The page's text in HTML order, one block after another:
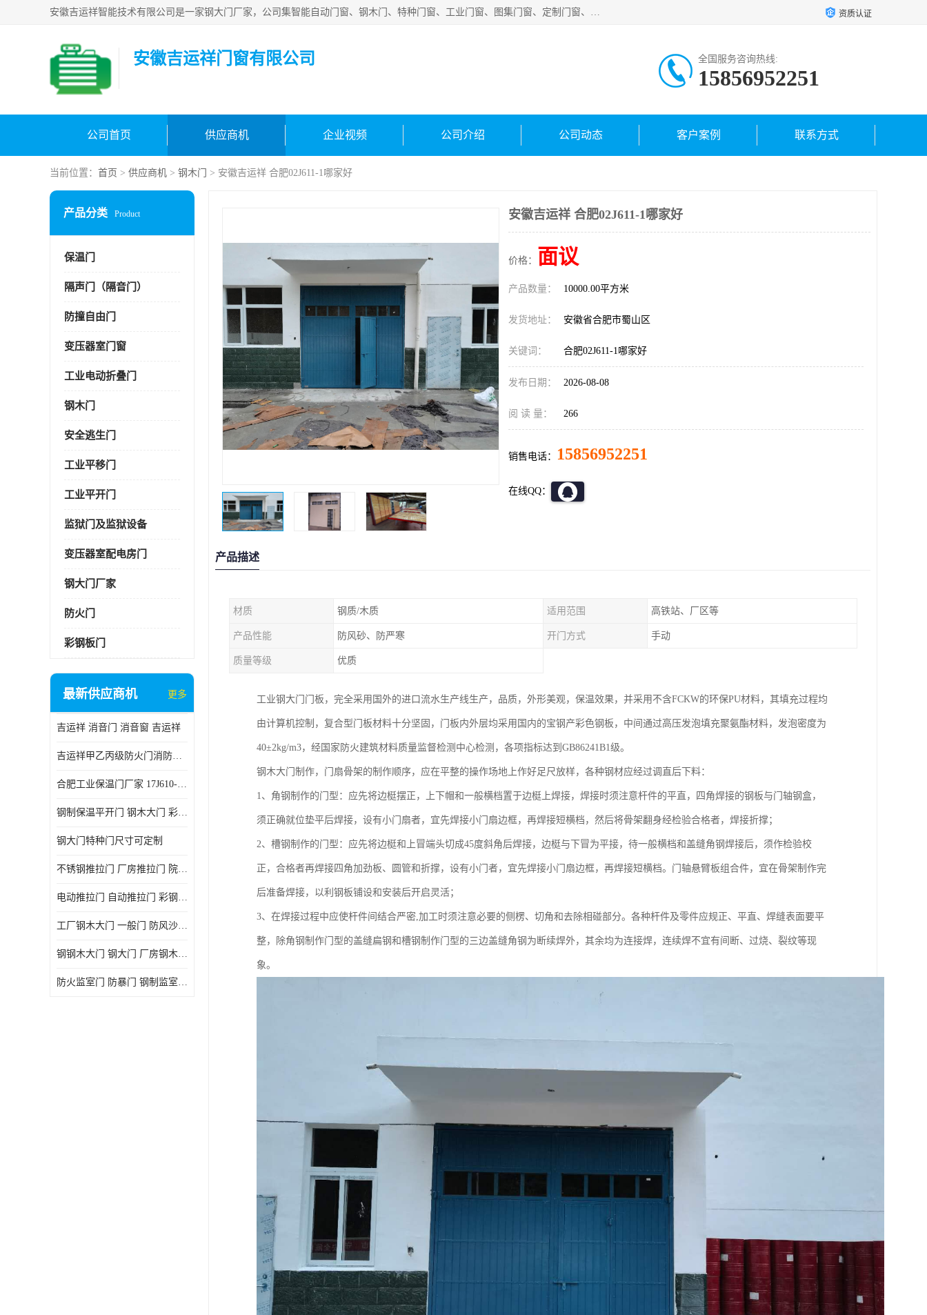
安徽吉运祥智能技术有限公司是一家钢大门厂家，公司集智能自动门窗、钢木门、特种门窗、工业门窗、图集门窗、定制门窗、非标门窗等通道产品的研发设计、制作、安装于一体的综合性、性高新技术企业。 资质认证
安徽吉运祥门窗有限公司 全国服务咨询热线:
15856952251
公司首页 供应商机 企业视频 公司介绍 公司动态 客户案例 联系方式
当前位置： 首页 > 供应商机 > 钢木门 > 安徽吉运祥 合肥02J611-1哪家好
产品分类 Product
保温门
隔声门（隔音门）
防撞自由门
变压器室门窗
工业电动折叠门
钢木门
安全逃生门
工业平移门
工业平开门
监狱门及监狱设备
变压器室配电房门
钢大门厂家
防火门
彩钢板门
最新供应商机 更多
吉运祥 消音门 消音窗 吉运祥
吉运祥甲乙丙级防火门消防门一门一证
合肥工业保温门厂家 17J610-1保温门
钢制保温平开门 钢木大门 彩钢复合板门
钢大门特种门尺寸可定制
不锈钢推拉门 厂房推拉门 院墙推拉门 工业电动推拉门
电动推拉门 自动推拉门 彩钢板推拉门 夹芯板推拉门
工厂钢木大门 一般门 防风沙 风砂）门 防严寒门
钢钢木大门 钢大门 厂房钢木大门 高铁站钢木大门
防火监室门 防暴门 钢制监室门 报警监舍门
安徽吉运祥 合肥02J611-1哪家好
价格： 面议
产品数量： 10000.00平方米
发货地址： 安徽省合肥市蜀山区
关键词： 合肥02J611-1哪家好
发布日期： 2026-08-08
阅 读 量： 266
销售电话： 15856952251
在线QQ：
产品描述
材质 钢质/木质 适用范围 高铁站、厂区等
产品性能 防风砂、防严寒 开门方式 手动
质量等级 优质
工业钢大门门板，完全采用国外的进口流水生产线生产，品质，外形美观，保温效果，并采用不含FCKW的环保PU材料，其填充过程均
由计算机控制，复合型门板材料十分坚固，门板内外层均采用国内的宝钢产彩色钢板，中间通过高压发泡填充聚氨酯材料，发泡密度为
40±2kg/m3，经国家防火建筑材料质量监督检测中心检测，各项指标达到GB86241B1级。
钢木大门制作，门扇骨架的制作顺序，应在平整的操作场地上作好足尺放样，各种钢材应经过调直后下料：
1、角钢制作的门型：应先将边梃摆正，上下帽和一般横档置于边梃上焊接，焊接时须注意杆件的平直，四角焊接的钢板与门轴钢盒，
须正确就位垫平后焊接，设有小门扇者，宜先焊接小门扇边框，再焊接短横档，然后将骨架翻身经检验合格者，焊接折撑；
2、槽钢制作的门型：应先将边梃和上冒端头切成45度斜角后焊接，边梃与下冒为平接，待一般横档和盖缝角钢焊接后，须作检验校
正，合格者再焊接四角加劲板、圆管和折撑，设有小门者，宜先焊接小门扇边框，再焊接短横档。门轴悬臂板组合件，宜在骨架制作完
后准备焊接，以利钢板铺设和安装后开启灵活；
3、在焊接过程中应使杆件间结合严密,加工时须注意必要的侧楞、切角和去除相碰部分。各种杆件及零件应规正、平直、焊缝表面要平
整，除角钢制作门型的盖缝扁钢和槽钢制作门型的三边盖缝角钢为断续焊外，其余均为连接焊，连续焊不宜有间断、过烧、裂纹等现
象。